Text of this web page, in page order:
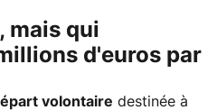
mais qui
d'euros par
volontaire destinée à